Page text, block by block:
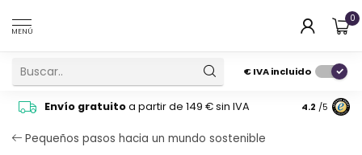
MENÚ
0
€IVA incluido
Envío gratuitoa partir de 149 € sin IVA Pide
4.2 /5
Pequeños pasos hacia un mundo sostenible